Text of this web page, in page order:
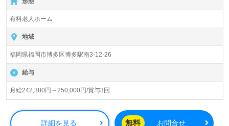
入居定員110名（108室/全室個室）『ホスピタルメント桜
十字博多』桜十字グループ（本社：福岡県福岡市）様の運
営です。グループ従業員数8,122名以上、国内外14法人の
病院、歯科支援、予防医療、高齢者住宅、在宅サービス、
医療メディア、フィットネス、ホテル、スポーツ事業等を
展開されています。
◎次のステージは『Happy Spiral（ハッピー スパイラ
ル）』桜十字グループ様の一員として、ご活躍しませんか
◎
看護助手や介護職経験をベースにサービス提供責任者経験
有料老人ホーム
地域
福岡県福岡市博多区博多駅南3-12-26
給与
月給242,380円～250,000円/賞与3回
詳細を見る 無料 お問合せ